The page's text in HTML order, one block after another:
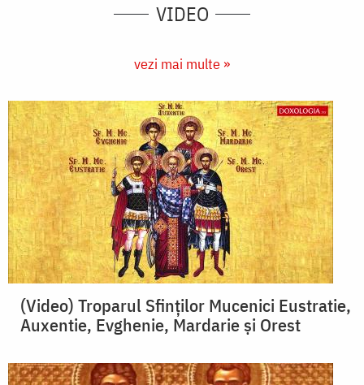
VIDEO
vezi mai multe »
(Video) Troparul Sfinților Mucenici Eustratie,
Auxentie, Evghenie, Mardarie și Orest